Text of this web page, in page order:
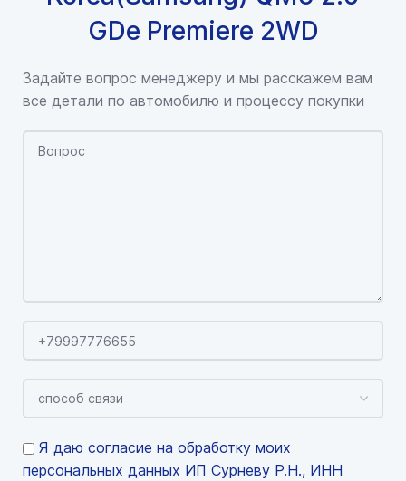
GDe Premiere 2WD
Задайте вопрос менеджеру и мы расскажем вам
все детали по автомобилю и процессу покупки
Я даю согласие на обработку моих
персональных данных ИП Сурневу Р.Н., ИНН